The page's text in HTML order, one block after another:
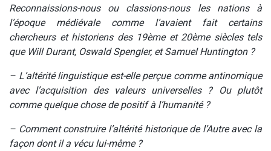
Reconnaissions-nous ou classions-nous les nations à
l’époque médiévale comme l’avaient fait certains
chercheurs et historiens des 19ème et 20ème siècles tels
que Will Durant, Oswald Spengler, et Samuel Huntington ?
– L’altérité linguistique est-elle perçue comme antinomique
avec l’acquisition des valeurs universelles ? Ou plutôt
comme quelque chose de positif à l’humanité ?
– Comment construire l’altérité historique de l’Autre avec la
façon dont il a vécu lui-même ?